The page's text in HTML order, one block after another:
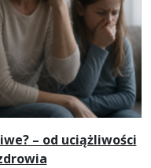
– od uciążliwości